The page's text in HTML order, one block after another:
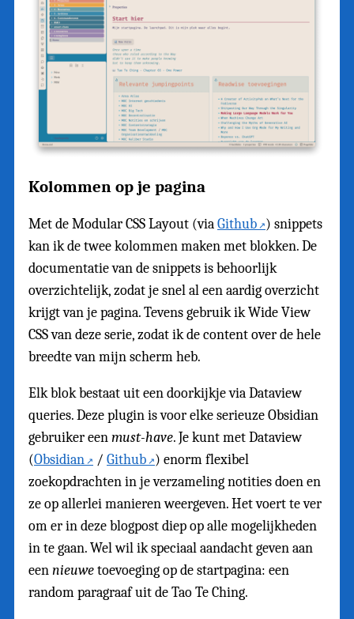
Kolommen op je pagina
Met de Modular CSS Layout (viaGithub ) snippets
kan ik de twee kolommen maken met blokken. De
documentatie van de snippets is behoorlijk
overzichtelijk, zodat je snel al een aardig overzicht
krijgt van je pagina. Tevens gebruik ik Wide View
CSS van deze serie, zodat ik de content over de hele
breedte van mijn scherm heb.
Elk blok bestaat uit een doorkijkje via Dataview
queries. Deze plugin is voor elke serieuze Obsidian
gebruiker eenmust-have. Je kunt met Dataview
(Obsidian / Github ) enorm flexibel
zoekopdrachten in je verzameling notities doen en
ze op allerlei manieren weergeven. Het voert te ver
om er in deze blogpost diep op alle mogelijkheden
in te gaan. Wel wil ik speciaal aandacht geven aan
eennieuwetoevoeging op de startpagina: een
random paragraaf uit de Tao Te Ching.